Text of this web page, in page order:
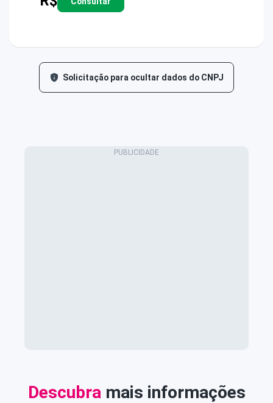
Solicitação para ocultar dados do CNPJ
Descubra mais informações